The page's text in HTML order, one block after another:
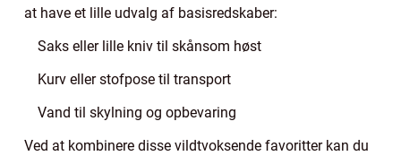
at have et lille udvalg af basisredskaber:
Saks eller lille kniv til skånsom høst
Kurv eller stofpose til transport
Vand til skylning og opbevaring
Ved at kombinere disse vildtvoksende favoritter kan du